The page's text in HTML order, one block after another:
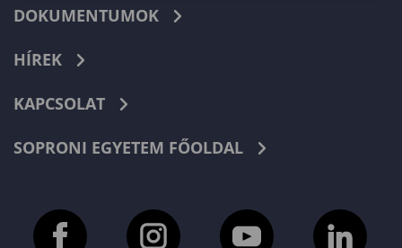
DOKUMENTUMOK
HÍREK
KAPCSOLAT
SOPRONI EGYETEM FŐOLDAL